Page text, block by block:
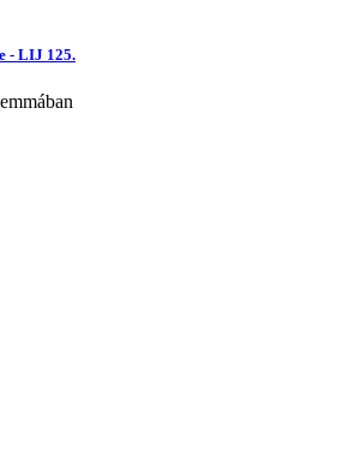
- LIJ 125.